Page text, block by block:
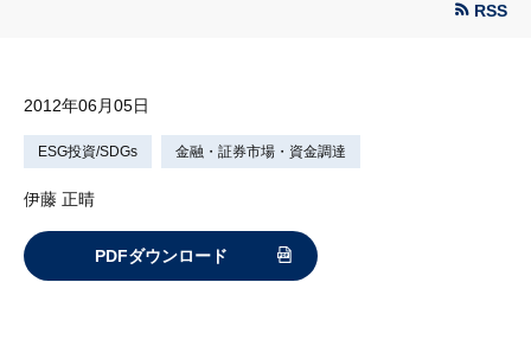
RSS
2012年06月05日
ESG投資/SDGs 金融・証券市場・資金調達
伊藤 正晴
PDFダウンロード